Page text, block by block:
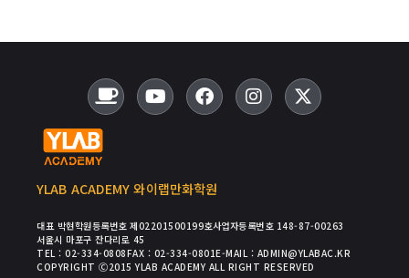
YLAB ACADEMY 와이랩만화학원
대표 박현학원등록번호 제02201500199호사업자등록번호 148-87-00263
서울시 마포구 잔다리로 45
TEL : 02-334-0808FAX : 02-334-0801E-MAIL : ADMIN@YLABAC.KR
COPYRIGHT Ⓒ2015 YLAB ACADEMY ALL RIGHT RESERVED